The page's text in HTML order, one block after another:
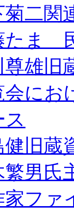
菊二関
たま
尊雄旧
会にお
健旧蔵
繁男氏
家ファ